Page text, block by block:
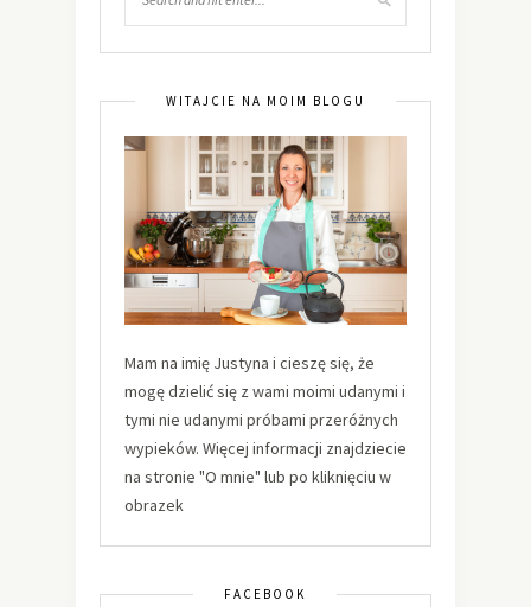
WITAJCIE NA MOIM BLOGU
Mam na imię Justyna i cieszę się, że
mogę dzielić się z wami moimi udanymi i
tymi nie udanymi próbami przeróżnych
wypieków. Więcej informacji znajdziecie
na stronie "O mnie" lub po kliknięciu w
obrazek
FACEBOOK